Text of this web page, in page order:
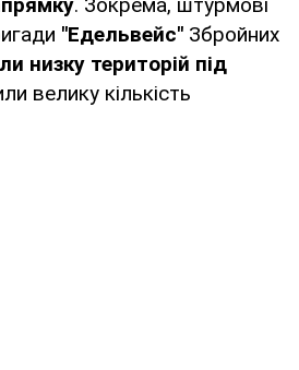
"Едельвейс" Збройних
низку територій під
велику кількість